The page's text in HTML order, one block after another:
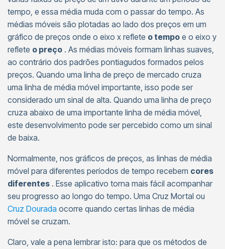
tempo, e essa média muda com o passar do tempo. As
médias móveis são plotadas ao lado dos preços em um
gráfico de preços onde o eixo x reflete o tempo e o eixo y
reflete o preço . As médias móveis formam linhas suaves,
ao contrário dos padrões pontiagudos formados pelos
preços. Quando uma linha de preço de mercado cruza
uma linha de média móvel importante, isso pode ser
considerado um sinal de alta. Quando uma linha de preço
cruza abaixo de uma importante linha de média móvel,
este desenvolvimento pode ser percebido como um sinal
de baixa.
Normalmente, nos gráficos de preços, as linhas de média
móvel para diferentes períodos de tempo recebem cores
diferentes . Esse aplicativo torna mais fácil acompanhar
seu progresso ao longo do tempo. Uma Cruz Mortal ou
Cruz Dourada ocorre quando certas linhas de média
móvel se cruzam.
Claro, vale a pena lembrar isto: para que os métodos de